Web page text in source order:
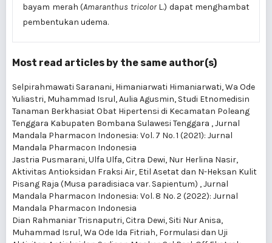
bayam merah (Amaranthus tricolorL.) dapat menghambat
pembentukan udema.
Most read articles by the same author(s)
Selpirahmawati Saranani, Himaniarwati Himaniarwati, Wa Ode
Yuliastri, Muhammad Isrul, Aulia Agusmin, Studi Etnomedisin
Tanaman Berkhasiat Obat Hipertensi di Kecamatan Poleang
Tenggara Kabupaten Bombana Sulawesi Tenggara ,Jurnal
Mandala Pharmacon Indonesia: Vol. 7 No. 1 (2021): Jurnal
Mandala Pharmacon Indonesia
Jastria Pusmarani, Ulfa Ulfa, Citra Dewi, Nur Herlina Nasir,
Aktivitas Antioksidan Fraksi Air, Etil Asetat dan N-Heksan Kulit
Pisang Raja (Musa paradisiaca var. Sapientum) ,Jurnal
Mandala Pharmacon Indonesia: Vol. 8 No. 2 (2022): Jurnal
Mandala Pharmacon Indonesia
Dian Rahmaniar Trisnaputri, Citra Dewi, Siti Nur Anisa,
Muhammad Isrul, Wa Ode Ida Fitriah, Formulasi dan Uji